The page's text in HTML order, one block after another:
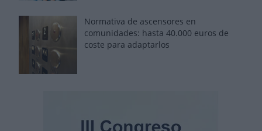
Normativa de ascensores en
comunidades: hasta 40.000 euros de
coste para adaptarlos